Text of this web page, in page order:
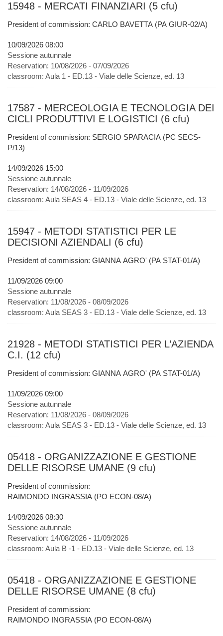
15948 - MERCATI FINANZIARI (5 cfu)
President of commission: CARLO BAVETTA (PA GIUR-02/A)
10/09/2026 08:00
Sessione autunnale
Reservation: 10/08/2026 - 07/09/2026
classroom: Aula 1 - ED.13 - Viale delle Scienze, ed. 13
17587 - MERCEOLOGIA E TECNOLOGIA DEI
CICLI PRODUTTIVI E LOGISTICI (6 cfu)
President of commission: SERGIO SPARACIA (PC SECS-
P/13)
14/09/2026 15:00
Sessione autunnale
Reservation: 14/08/2026 - 11/09/2026
classroom: Aula SEAS 4 - ED.13 - Viale delle Scienze, ed. 13
15947 - METODI STATISTICI PER LE
DECISIONI AZIENDALI (6 cfu)
President of commission: GIANNA AGRO' (PA STAT-01/A)
11/09/2026 09:00
Sessione autunnale
Reservation: 11/08/2026 - 08/09/2026
classroom: Aula SEAS 3 - ED.13 - Viale delle Scienze, ed. 13
21928 - METODI STATISTICI PER L’AZIENDA
C.I. (12 cfu)
President of commission: GIANNA AGRO' (PA STAT-01/A)
11/09/2026 09:00
Sessione autunnale
Reservation: 11/08/2026 - 08/09/2026
classroom: Aula SEAS 3 - ED.13 - Viale delle Scienze, ed. 13
05418 - ORGANIZZAZIONE E GESTIONE
DELLE RISORSE UMANE (9 cfu)
President of commission:
RAIMONDO INGRASSIA (PO ECON-08/A)
14/09/2026 08:30
Sessione autunnale
Reservation: 14/08/2026 - 11/09/2026
classroom: Aula B -1 - ED.13 - Viale delle Scienze, ed. 13
05418 - ORGANIZZAZIONE E GESTIONE
DELLE RISORSE UMANE (8 cfu)
President of commission:
RAIMONDO INGRASSIA (PO ECON-08/A)